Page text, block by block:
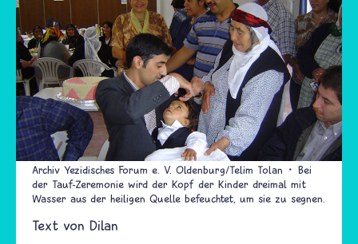
Archiv Yezidisches Forum e. V. Oldenburg/Telim Tolan
Bei
der Tauf-Zeremonie wird der Kopf der Kinder dreimal mit
Wasser aus der heiligen Quelle befeuchtet, um sie zu segnen.
Text von Dilan